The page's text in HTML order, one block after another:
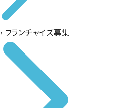
› フランチャイズ募集